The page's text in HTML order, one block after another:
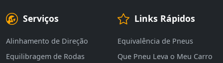
Serviços
Alinhamento de Direção
Equilibragem de Rodas
Links Rápidos
Equivalência de Pneus
Que Pneu Leva o Meu Carro